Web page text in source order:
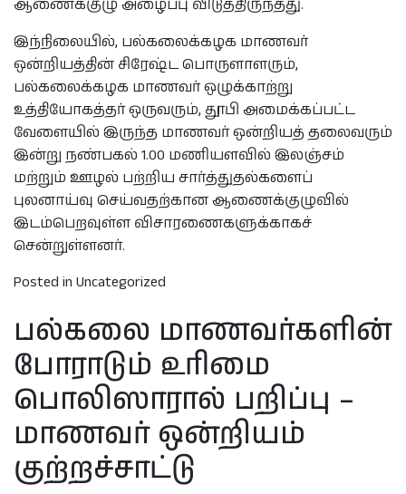
ஆணைக்குழு அழைப்பு விடுத்திருந்தது.
இந்நிலையில், பல்கலைக்கழக மாணவர்
ஒன்றியத்தின் சிரேஷ்ட பொருளாளரும்,
பல்கலைக்கழக மாணவர் ஒழுக்காற்று
உத்தியோகத்தர் ஒருவரும், தூபி அமைக்கப்பட்ட
வேளையில் இருந்த மாணவர் ஒன்றியத் தலைவரும்
இன்று நண்பகல் 1.00 மணியளவில் இலஞ்சம்
மற்றும் ஊழல் பற்றிய சார்த்துதல்களைப்
புலனாய்வு செய்வதற்கான ஆணைக்குழுவில்
இடம்பெறவுள்ள விசாரணைகளுக்காகச்
சென்றுள்ளனர்.
Posted in Uncategorized
பல்கலை மாணவர்களின்
போராடும் உரிமை
பொலிஸாரால் பறிப்பு –
மாணவர் ஒன்றியம்
குற்றச்சாட்டு